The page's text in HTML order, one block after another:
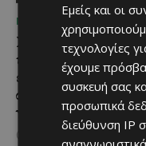
ΜΈΝΟΥΜΕ ΚΎΠΡΟ
Στα Κελλιά
υπάρχει ένα
εκκλησιαστικό
συγκρότημα που
να επισκεφθείς
@menoumekypro Στα
Εμείς και οι
τεχνολογίες
έχουμε
συσκευή σας
προσωπικά
διεύθυνση IP